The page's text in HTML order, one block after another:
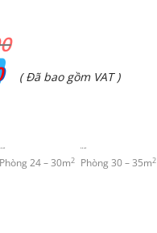
Giá
( Đã bao gồm VAT )
2.0 HP
Phòng 24 – 30m2
2.5 HP
Phòng 30 – 35m2